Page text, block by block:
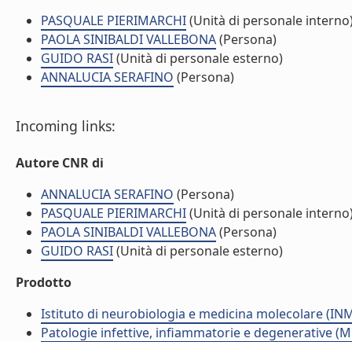
PASQUALE PIERIMARCHI(Unità di personale
PAOLA SINIBALDI VALLEBONA(Persona)
GUIDO RASI(Unità di personale esterno)
ANNALUCIA SERAFINO (Persona)
Incoming links:
Autore CNR di
ANNALUCIA SERAFINO (Persona)
PASQUALE PIERIMARCHI(Unità di personale
PAOLA SINIBALDI VALLEBONA(Persona)
GUIDO RASI(Unità di personale esterno)
Prodotto
Istituto di neurobiologia e medicina molecolare
Patologie infettive, infiammatorie e degenerative